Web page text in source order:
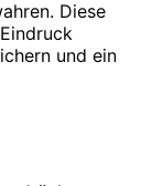
Diese
und ein